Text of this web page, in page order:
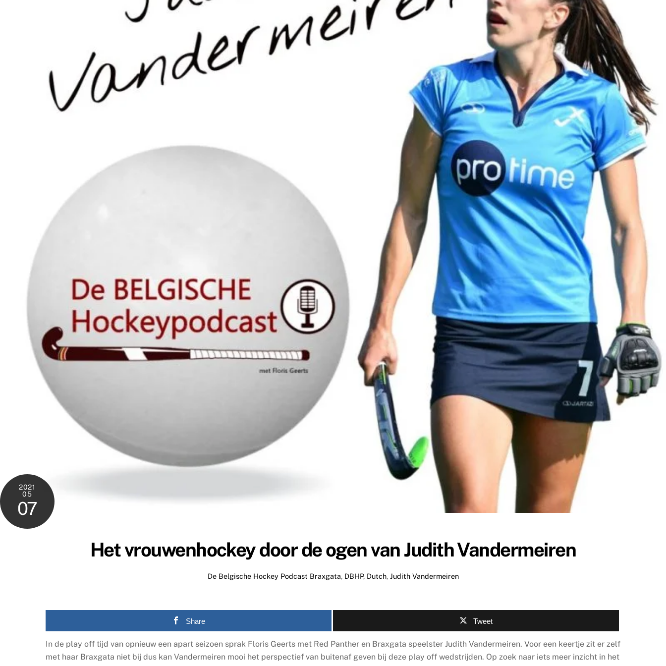
2021
05
07
Het vrouwenhockey door de ogen van Judith Vandermeiren
De Belgische Hockey Podcast Braxgata, DBHP, Dutch, Judith Vandermeiren
Share Tweet
In de play off tijd van opnieuw een apart seizoen sprak Floris Geerts met Red Panther en Braxgata speelster Judith Vandermeiren. Voor een keertje zit er zelf
met haar Braxgata niet bij dus kan Vandermeiren mooi het perspectief van buitenaf geven bij deze play off wedstrijden. Op zoek naar iets meer inzicht in het